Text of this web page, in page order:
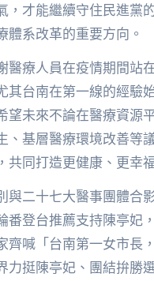
，才能繼續守住民進黨
體系改革的重要方向。
醫療人員在疫情期間站
其台南在第一線的經驗
望未來不論在醫療資源
、基層醫療環境改善等
共同打造更健康、更幸
與二十七大醫事團體合
番登台推薦支持陳亭妃
齊喊「台南第一女市長
力挺陳亭妃、團結拚勝